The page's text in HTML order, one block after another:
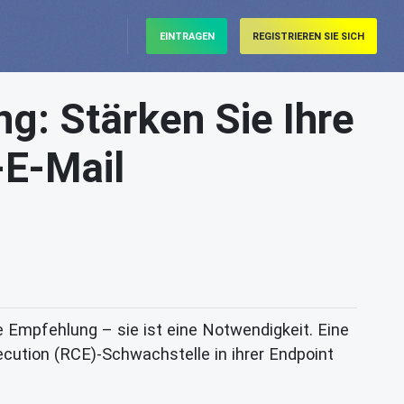
EINTRAGEN REGISTRIEREN SIE SICH
Stärken Sie Ihre
Mail
– sie ist eine Notwendigkeit. Eine
(RCE)-Schwachstelle in ihrer Endpoint